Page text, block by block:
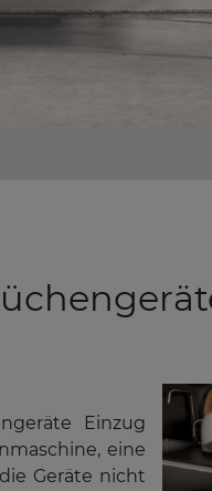
Einzug
eine
Geräte nicht